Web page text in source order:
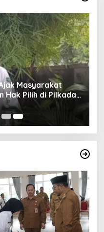
Masyarakat
Hak Pilih di Pilkada